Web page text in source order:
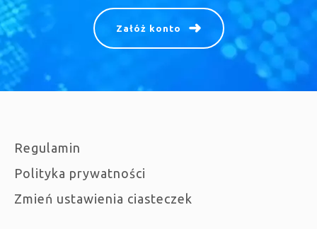
Załóż konto
Regulamin
Polityka prywatności
Zmień ustawienia ciasteczek